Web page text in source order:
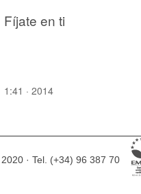
Fíjate en ti
1:41 · 2014
· Tel. (+34) 96 387 70